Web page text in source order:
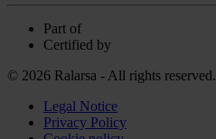
Part of
Certified by
© 2026 Ralarsa - All rights reserved.
Legal Notice
Privacy Policy